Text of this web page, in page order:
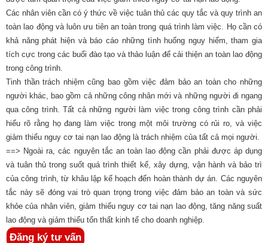
Các nhân viên cần có ý thức về việc tuân thủ các quy tắc và quy trình an
toàn lao động và luôn ưu tiên an toàn trong quá trình làm việc. Họ cần có
khả năng phát hiện và báo cáo những tình huống nguy hiểm, tham gia
tích cực trong các buổi đào tạo và thảo luận để cải thiện an toàn lao động
trong công trình.
Tinh thần trách nhiệm cũng bao gồm việc đảm bảo an toàn cho những
người khác, bao gồm cả những công nhân mới và những người đi ngang
qua công trình. Tất cả những người làm việc trong công trình cần phải
hiểu rõ rằng họ đang làm việc trong một môi trường có rủi ro, và việc
giảm thiểu nguy cơ tai nạn lao động là trách nhiệm của tất cả mọi người.
==> Ngoài ra, các nguyên tắc an toàn lao động cần phải được áp dụng
và tuân thủ trong suốt quá trình thiết kế, xây dựng, vận hành và bảo trì
của công trình, từ khâu lập kế hoạch đến hoàn thành dự án. Các nguyên
tắc này sẽ đóng vai trò quan trọng trong việc đảm bảo an toàn và sức
khỏe của nhân viên, giảm thiểu nguy cơ tai nạn lao động, tăng năng suất
lao động và giảm thiểu tổn thất kinh tế cho doanh nghiệp.